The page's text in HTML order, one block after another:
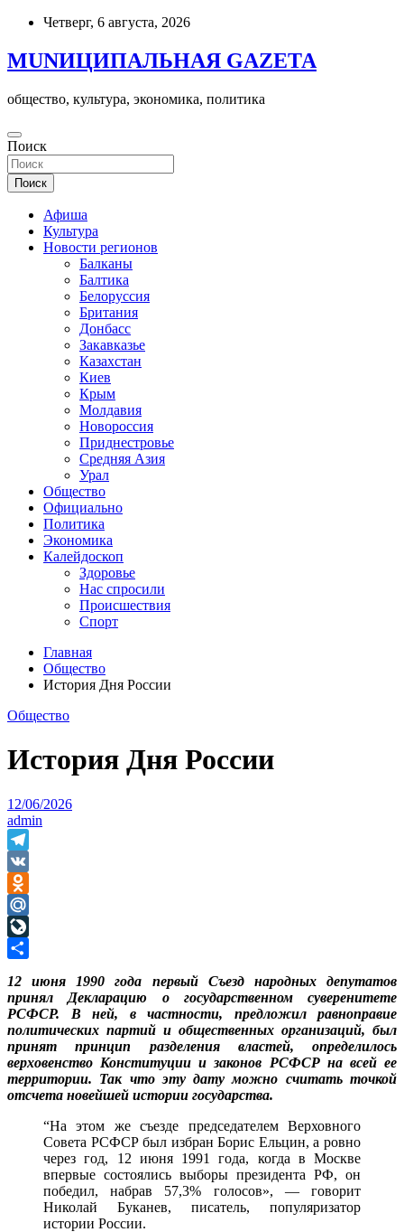
Skip
content
Четверг, 6 августа, 2026
MUNИЦИПАЛЬНАЯ GAZЕТА
общество, культура, экономика, политика
Поиск
Поиск
Афиша
Культура
Новости регионов
Балканы
Балтика
Белоруссия
Британия
Донбасс
Закавказье
Казахстан
Киев
Крым
Молдавия
Новороссия
Приднестровье
Средняя Азия
Урал
Общество
Официально
Политика
Экономика
Калейдоскоп
Здоровье
Нас спросили
Происшествия
Спорт
Главная
Общество
История Дня России
Общество
История Дня России
12/06/2026
admin
Telegram
VK
Odnoklassniki
Mail.Ru
LiveJournal
12 июня 1990 года первый Съезд народных депутатов
принял Декларацию о государственном суверенитете
РСФСР. В ней, в частности, предложил равноправие
политических партий и общественных организаций, был
принят принцип разделения властей, определилось
верховенство Конституции и законов РСФСР на всей ее
территории. Так что эту дату можно считать точкой
отсчета новейшей истории государства.
“На этом же съезде председателем Верховного
Совета РСФСР был избран Борис Ельцин, а ровно
через год, 12 июня 1991 года, когда в Москве
впервые состоялись выборы президента РФ, он
победил, набрав 57,3% голосов», — говорит
Николай Буканев, писатель, популяризатор
истории России.